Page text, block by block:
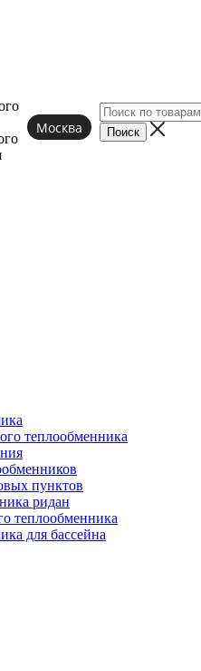
Москва
теплообменника
пунктов
ридан
теплообменника
для бассейна